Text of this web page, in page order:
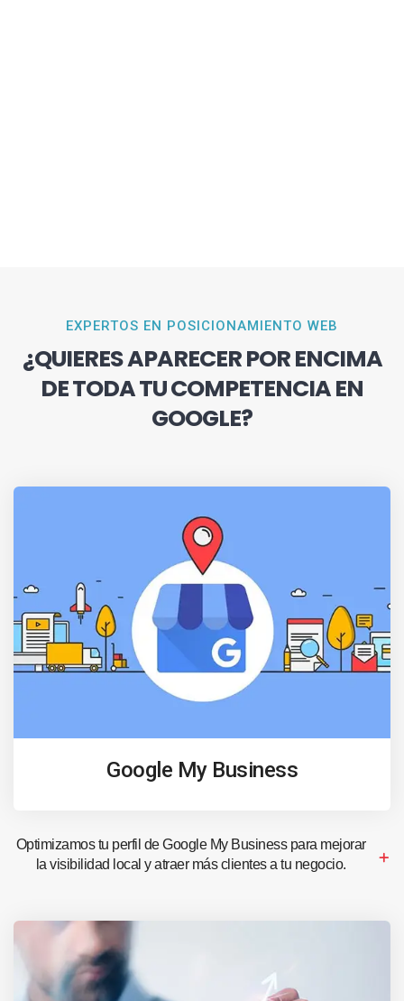
EXPERTOS EN POSICIONAMIENTO WEB
¿QUIERES APARECER POR ENCIMA
DE TODA TU COMPETENCIA EN
GOOGLE?
Google My Business
Optimizamos tu perfil de Google My Business para mejorar
la visibilidad local y atraer más clientes a tu negocio.